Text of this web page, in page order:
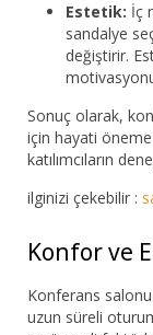
Estetik: İç
sandalye
değiştirir.
Sonuç olarak,
için hayati
katılımcıların
ilginizi çekebilir :
Konfor ve
Konferans
uzun süreli